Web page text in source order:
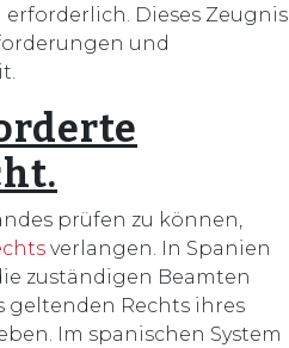
Dieses Zeugnis
und
prüfen zu können,
verlangen. In Spanien
zuständigen Beamten
geltenden Rechts ihres
Im spanischen System